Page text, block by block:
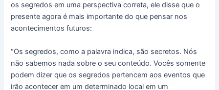
os segredos em uma perspectiva correta, ele disse que o
presente agora é mais importante do que pensar nos
acontecimentos futuros:
“Os segredos, como a palavra indica, são secretos. Nós
não sabemos nada sobre o seu conteúdo. Vocês somente
podem dizer que os segredos pertencem aos eventos que
irão acontecer em um determinado local em um